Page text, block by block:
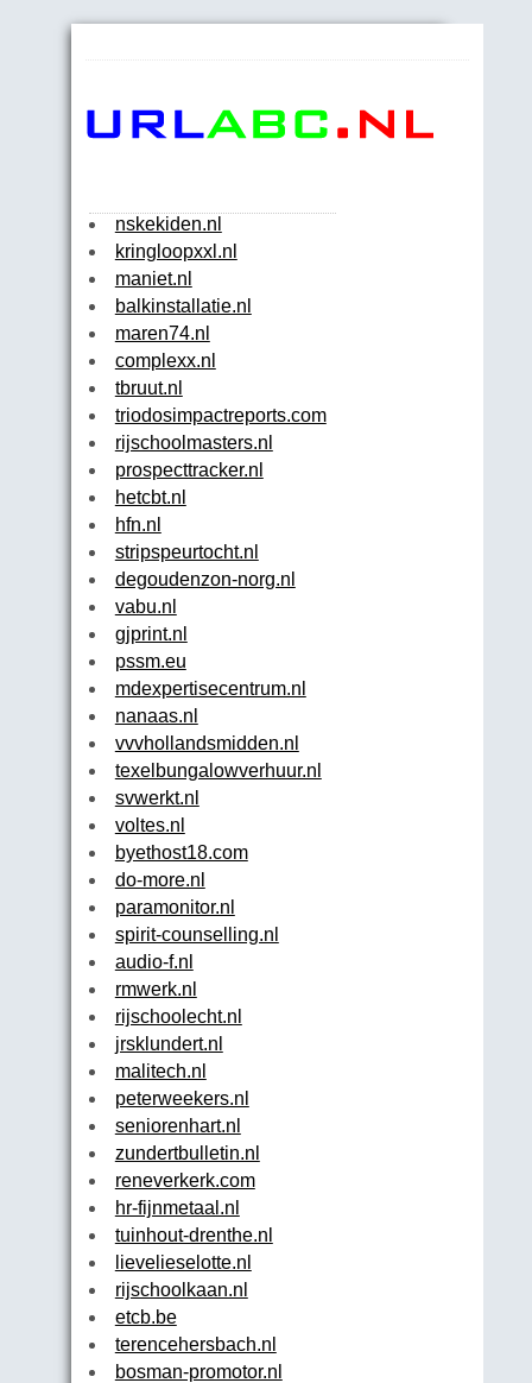
nskekiden.nl
kringloopxxl.nl
maniet.nl
balkinstallatie.nl
maren74.nl
complexx.nl
tbruut.nl
triodosimpactreports.com
rijschoolmasters.nl
prospecttracker.nl
hetcbt.nl
hfn.nl
stripspeurtocht.nl
degoudenzon-norg.nl
vabu.nl
gjprint.nl
pssm.eu
mdexpertisecentrum.nl
nanaas.nl
vvvhollandsmidden.nl
texelbungalowverhuur.nl
svwerkt.nl
voltes.nl
byethost18.com
do-more.nl
paramonitor.nl
spirit-counselling.nl
audio-f.nl
rmwerk.nl
rijschoolecht.nl
jrsklundert.nl
malitech.nl
peterweekers.nl
seniorenhart.nl
zundertbulletin.nl
reneverkerk.com
hr-fijnmetaal.nl
tuinhout-drenthe.nl
lievelieselotte.nl
rijschoolkaan.nl
etcb.be
terencehersbach.nl
bosman-promotor.nl